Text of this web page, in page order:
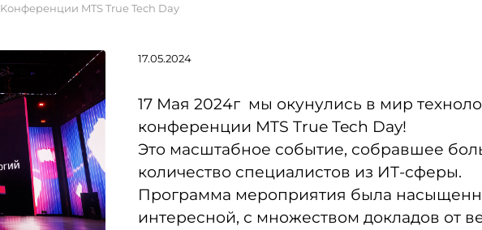
Kонференции MTS True Tech Day
17.05.2024
17 Мая 2024г мы окунулись в мир
конференции MTS True Tech Day!
Это масштабное событие, собравшее
количество специалистов из ИТ-сферы.
Программа мероприятия была
интересной, с множеством докладов от